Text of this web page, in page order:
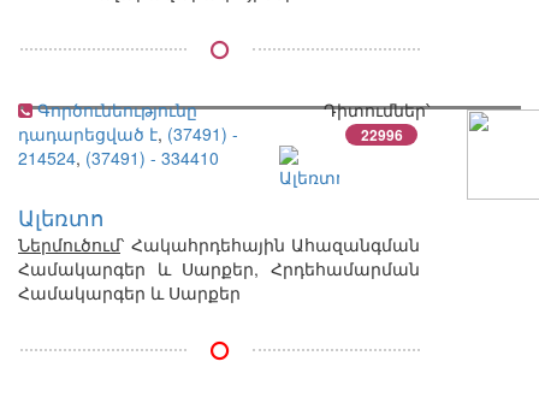
Դիտումներ՝
22996
Գործունեությունը
դադարեցված է, (37491) -
214524, (37491) - 334410
Ալեռտո
Ներմուծում՝ Հակահրդեհային Ահազանգման
Համակարգեր և Սարքեր, Հրդեհամարման
Համակարգեր և Սարքեր